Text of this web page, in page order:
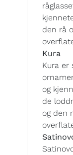
den rå
Kura
Kura er
og
de
og den